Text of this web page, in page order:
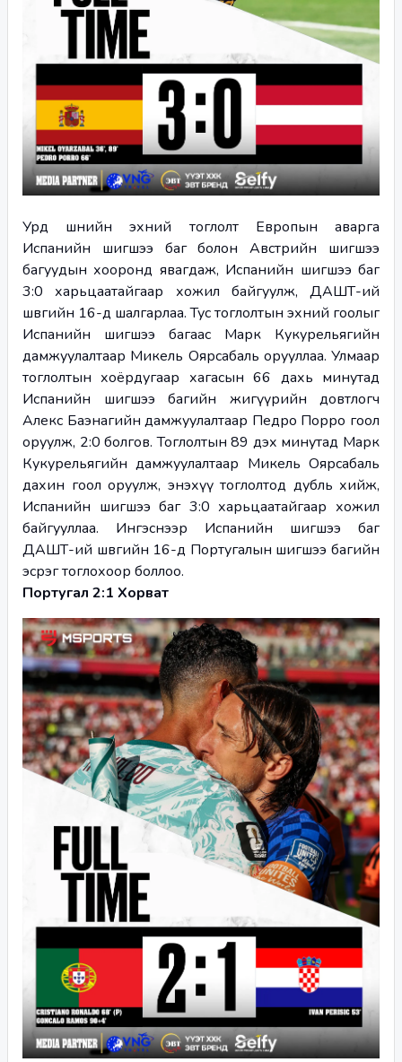
Урд шөнийн эхний тоглолт Европын аварга
Испанийн шигшээ баг болон Австрийн шигшээ
багуудын хооронд явагдаж, Испанийн шигшээ баг
3:0 харьцаатайгаар хожил байгуулж, ДАШТ-ий
шөвгийн 16-д шалгарлаа. Тус тоглолтын эхний гоолыг
Испанийн шигшээ багаас Марк Кукурельягийн
дамжуулалтаар Микель Оярсабаль орууллаа. Улмаар
тоглолтын хоёрдугаар хагасын 66 дахь минутад
Испанийн шигшээ багийн жигүүрийн довтлогч
Алекс Баэнагийн дамжуулалтаар Педро Порро гоол
оруулж, 2:0 болгов. Тоглолтын 89 дэх минутад Марк
Кукурельягийн дамжуулалтаар Микель Оярсабаль
дахин гоол оруулж, энэхүү тоглолтод дубль хийж,
Испанийн шигшээ баг 3:0 харьцаатайгаар хожил
байгууллаа. Ингэснээр Испанийн шигшээ баг
ДАШТ-ий шөвгийн 16-д Португалын шигшээ багийн
эсрэг тоглохоор боллоо.
Португал 2:1 Хорват